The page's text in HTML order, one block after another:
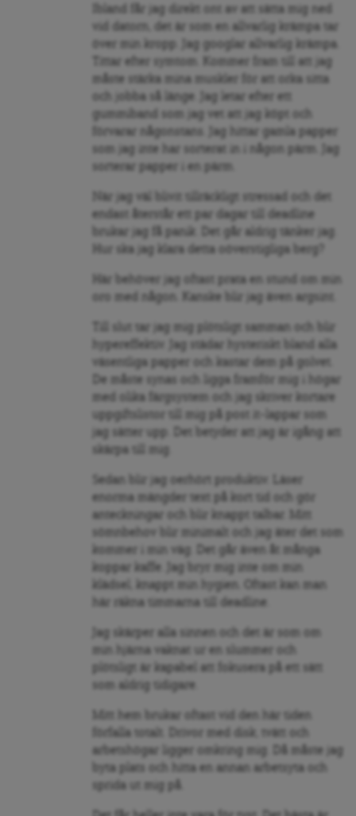
Ibland får jag direkt ont av att sätta mig ned
vid datorn, det är som en allvarlig krämpa tar
över min kropp. Jag googlar allvarlig krämpa.
Tittar efter symtom. Kommer fram till att jag
måste stärka mina muskler för att orka sitta
och jobba så länge. Jag letar efter ett
gummiband som jag vet att jag köpt och
förvarar någonstans. Jag hittar gamla papper
som jag inte har sorterat in i någon pärm. Jag
sorterar papper i en pärm.
När jag väl blivit tillräckligt stressad och det
endast återstår ett par dagar till deadline
brukar jag få panik. Det går aldrig tänker jag.
Hur ska jag klara detta oöverstigliga berg?
Här behöver jag oftast prata en stund om min
oro med någon. Kanske blir jag även argsint.
Till slut tar jag mig plötsligt samman och blir
hypereffektiv. Jag städar hysteriskt bland alla
väsentliga papper och kastar dem på golvet.
De måste synas och ligga framför mig i högar
med olika färgsystem och jag skriver kortare
uppgiftslistor till mig på post it-lappar som
jag sätter upp. Det betyder att jag är igång att
skärpa till mig.
Sedan blir jag oerhört produktiv. Läser
enorma mängder text på kort tid och gör
anteckningar och blir knappt talbar. Mitt
sömnbehov blir minimalt och jag äter det som
kommer i min väg. Det går även åt många
koppar kaffe. Jag bryr mig inte om min
klädsel, knappt min hygien. Oftast kan man
här räkna timmarna till deadline.
Jag skärper alla sinnen och det är som om
min hjärna vaknat ur en slummer och
plötsligt är kapabel att fokusera på ett sätt
som aldrig tidigare.
Mitt hem brukar oftast vid den här tiden
förfalla totalt. Drivor med disk, tvätt och
arbetshögar ligger omkring mig. Då måste jag
byta plats och hitta en annan arbetsyta och
sprida ut mig på.